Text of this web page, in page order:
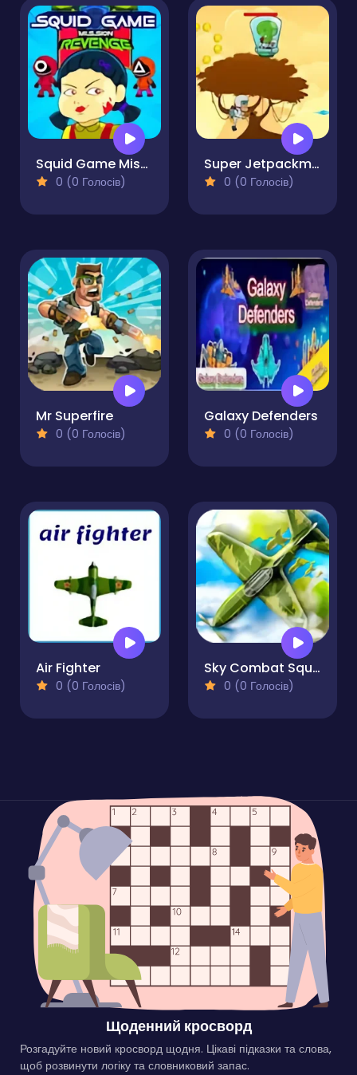
Squid Game Mission Revenge
0 (0 Голосів)
Super Jetpackman Shooter
0 (0 Голосів)
Mr Superfire
0 (0 Голосів)
Galaxy Defenders
0 (0 Голосів)
Air Fighter
0 (0 Голосів)
Sky Combat Squadron Battle
0 (0 Голосів)
Щоденний кросворд
Розгадуйте новий кросворд щодня. Цікаві підказки та слова,
щоб розвинути логіку та словниковий запас.